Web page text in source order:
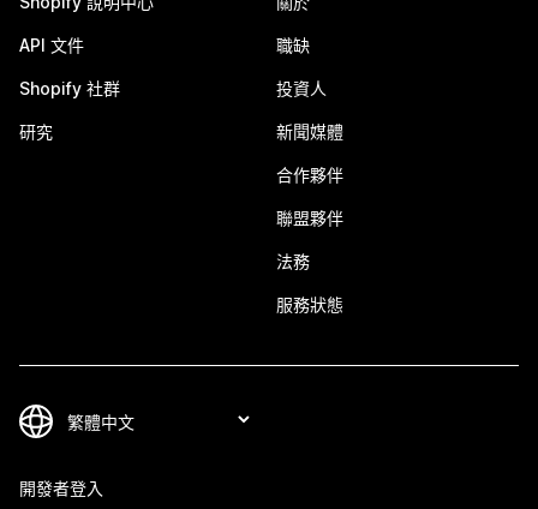
API 文件
Shopify 社群
研究
職缺
投資人
新聞媒體
合作夥伴
聯盟夥伴
法務
服務狀態
開發者登入